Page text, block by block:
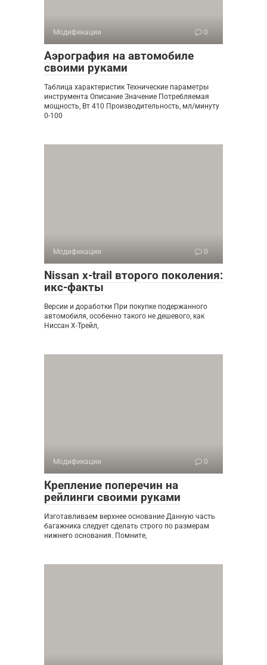
Модификации 0
Аэрография на автомобиле
своими руками
Таблица характеристик Технические параметры
инструмента Описание Значение Потребляемая
мощность, Вт 410 Производительность, мл/минуту
0-100
Модификации 0
Nissan x-trail второго поколения:
икс-факты
Версии и доработки При покупке подержанного
автомобиля, особенно такого не дешевого, как
Ниссан Х-Трейл,
Модификации 0
Крепление поперечин на
рейлинги своими руками
Изготавливаем верхнее основание Данную часть
багажника следует сделать строго по размерам
нижнего основания. Помните,